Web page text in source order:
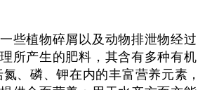
些植物碎屑以及动物排泄物经过
所产生的肥料，其含有多种有机
、磷、钾在内的丰富营养元素，